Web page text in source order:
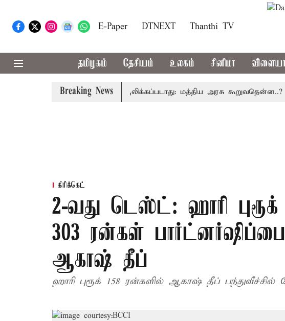
E-Paper DTNEXT Thanthi TV
தமிழகம் தேசியம் உலகம் சினிமா
Breaking News
அனைவரிடமும் கட்டணம் வசூலிக்கப்படாது: மத்திய அரசு கூறுவதென்ன..?
கிரிக்கெட்
2-வது டெஸ்ட்: ஹாரி புரூக்
303 ரன்கள்
ஆகாஷ் தீப்
ஹாரி புரூக் 158 ரன்களில் ஆகாஷ் தீப் பந்துவீச்சில்